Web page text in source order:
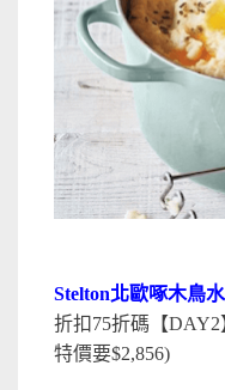
Stelton北歐啄木鳥
折扣75折碼【DAY2
特價要$2,856)